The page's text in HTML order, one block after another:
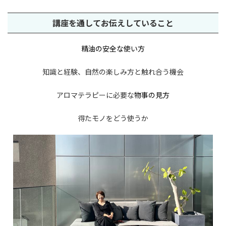
講座を通してお伝えしていること
精油の安全な使い方
知識と経験、自然の楽しみ方と触れ合う機会
アロマテラピーに必要な物事の見方
得たモノをどう使うか